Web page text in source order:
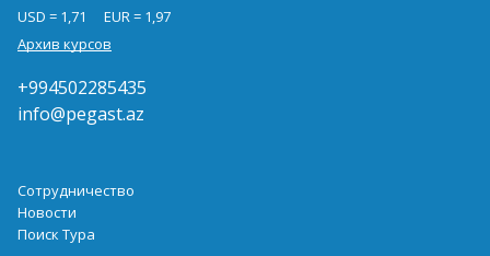
USD = 1,71
EUR = 1,97
Архив курсов
+994502285435
info@pegast.az
Сотрудничество
Новости
Поиск Тура